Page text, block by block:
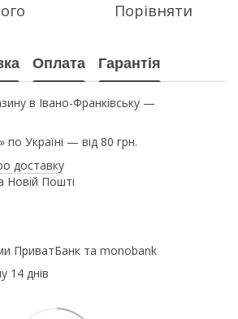
Порівняти
Оплата Гарантія
в Івано-Франківську —
Україні — від 80 грн.
доставку
Новій Пошті
ПриватБанк та monobank
14 днів